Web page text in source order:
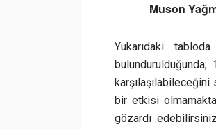
Muson
Yukarıdaki
bulundurulduğunda;
bir etkisi
gözardı